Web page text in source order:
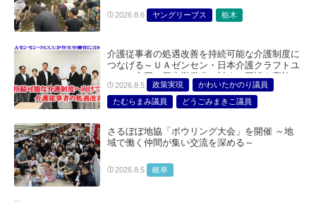
2026.8.6 ヤングリーブス 栃木
介護従事者の処遇改善を持続可能な介護制度に
つなげる～ＵＡゼンセン・日本介護クラフトユ
ニオン合同で厚生労働省に対する要請を実施～
2026.8.5 政策実現
かわいたかのり議員
たむらまみ議員
どうごみまきこ議員
さるぼぼ地協「ボウリング大会」を開催 ～地
域で働く仲間が集い交流を深める～
2026.8.5 岐阜